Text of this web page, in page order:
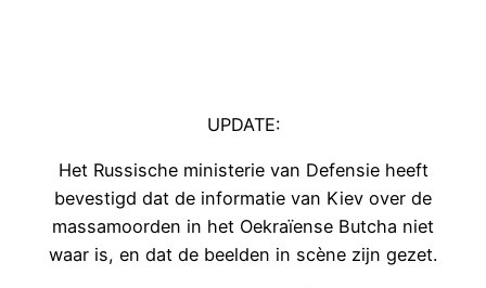
UPDATE:
Het Russische ministerie van Defensie heeft
bevestigd dat de informatie van Kiev over de
massamoorden in het Oekraïense Butcha niet
waar is, en dat de beelden in scène zijn gezet.